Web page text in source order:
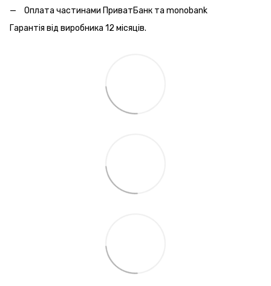
Оплата частинами ПриватБанк та monobank
Гарантія від виробника 12 місяців.